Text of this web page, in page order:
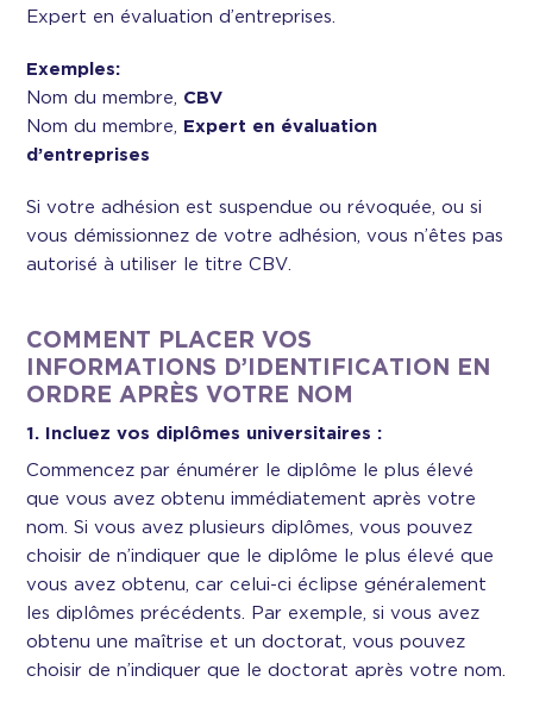
Expert en évaluation d’entreprises.
Exemples:
Nom du membre, CBV
Nom du membre, Expert en évaluation
d’entreprises
Si votre adhésion est suspendue ou révoquée, ou si
vous démissionnez de votre adhésion, vous n’êtes pas
autorisé à utiliser le titre CBV.
COMMENT PLACER VOS
INFORMATIONS D’IDENTIFICATION EN
ORDRE APRÈS VOTRE NOM
1. Incluez vos diplômes universitaires :
Commencez par énumérer le diplôme le plus élevé
que vous avez obtenu immédiatement après votre
nom. Si vous avez plusieurs diplômes, vous pouvez
choisir de n’indiquer que le diplôme le plus élevé que
vous avez obtenu, car celui-ci éclipse généralement
les diplômes précédents. Par exemple, si vous avez
obtenu une maîtrise et un doctorat, vous pouvez
choisir de n’indiquer que le doctorat après votre nom.